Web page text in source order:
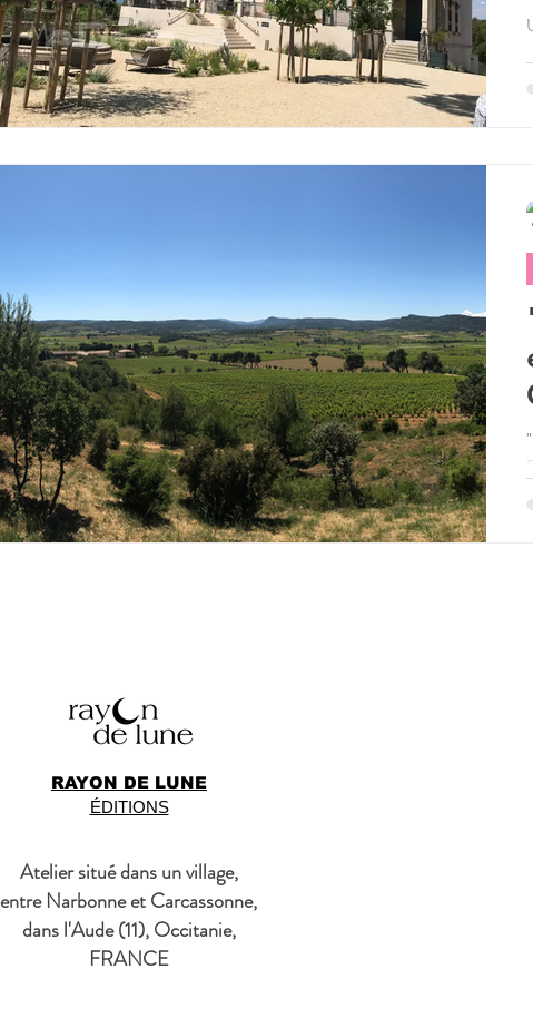
RAYON DE LUNE
ÉDITIONS
Atelier situé dans un village,
entre Narbonne et Carcassonne,
dans l'Aude (11), Occitanie,
FRANCE